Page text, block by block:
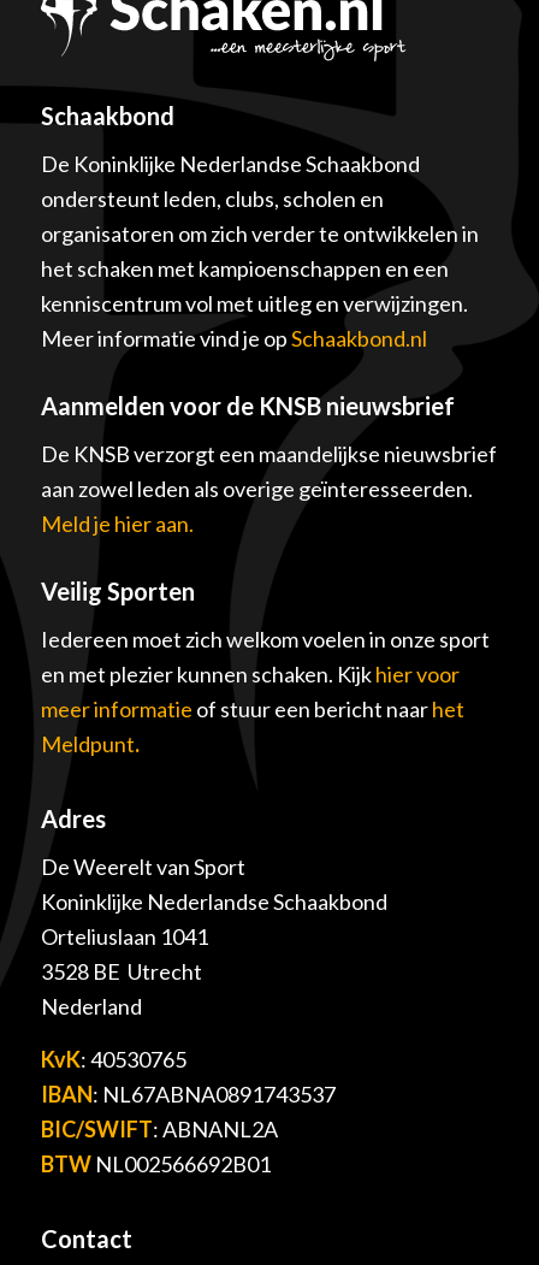
Schaakbond
De Koninklijke Nederlandse Schaakbond
ondersteunt leden, clubs, scholen en
organisatoren om zich verder te ontwikkelen in
het schaken met kampioenschappen en een
kenniscentrum vol met uitleg en verwijzingen.
Meer informatie vind je opSchaakbond.nl
Aanmelden voor de KNSB nieuwsbrief
De KNSB verzorgt een maandelijkse nieuwsbrief
aan zowel leden als overige geïnteresseerden.
Meld je hier aan.
Veilig Sporten
Iedereen moet zich welkom voelen in onze sport
en met plezier kunnen schaken. Kijkhier voor
meer informatie of stuur een bericht naarhet
Meldpunt.
Adres
De Weerelt van Sport
Koninklijke Nederlandse Schaakbond
Orteliuslaan 1041
3528 BE Utrecht
Nederland
KvK: 40530765
IBAN: NL67ABNA0891743537
BIC/SWIFT: ABNANL2A
BTWNL002566692B01
Contact